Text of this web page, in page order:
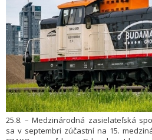
25.8. – Medzinárodná zasielateľská
sa v septembri zúčastní na 15.